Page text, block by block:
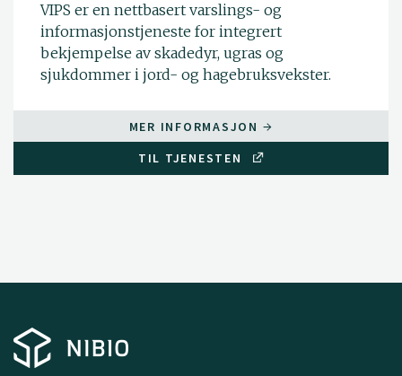
VIPS er en nettbasert varslings- og
informasjonstjeneste for integrert
bekjempelse av skadedyr, ugras og
sjukdommer i jord- og hagebruksvekster.
MER INFORMASJON
TIL TJENESTEN